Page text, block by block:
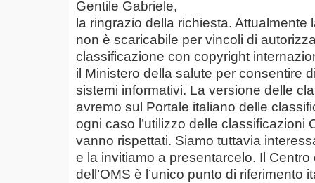
Gentile Gabriele,
la ringrazio della richiesta.
non è scaricabile per vincoli di
classificazione con copyright
il Ministero della salute per consentire
sistemi informativi. La versione delle
avremo sul Portale italiano delle
ogni caso l’utilizzo delle classificazioni
vanno rispettati. Siamo tuttavia
e la invitiamo a presentarcelo. Il
dell’OMS è l’unico punto di riferimento